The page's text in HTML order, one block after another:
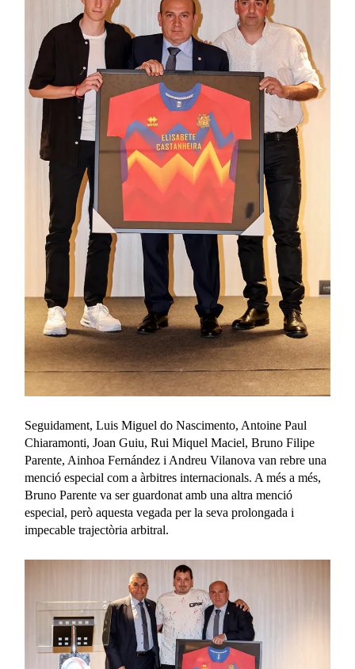
Seguidament, Luis Miguel do Nascimento, Antoine Paul
Chiaramonti, Joan Guiu, Rui Miquel Maciel, Bruno Filipe
Parente, Ainhoa Fernández i Andreu Vilanova van rebre una
menció especial com a àrbitres internacionals. A més a més,
Bruno Parente va ser guardonat amb una altra menció
especial, però aquesta vegada per la seva prolongada i
impecable trajectòria arbitral.